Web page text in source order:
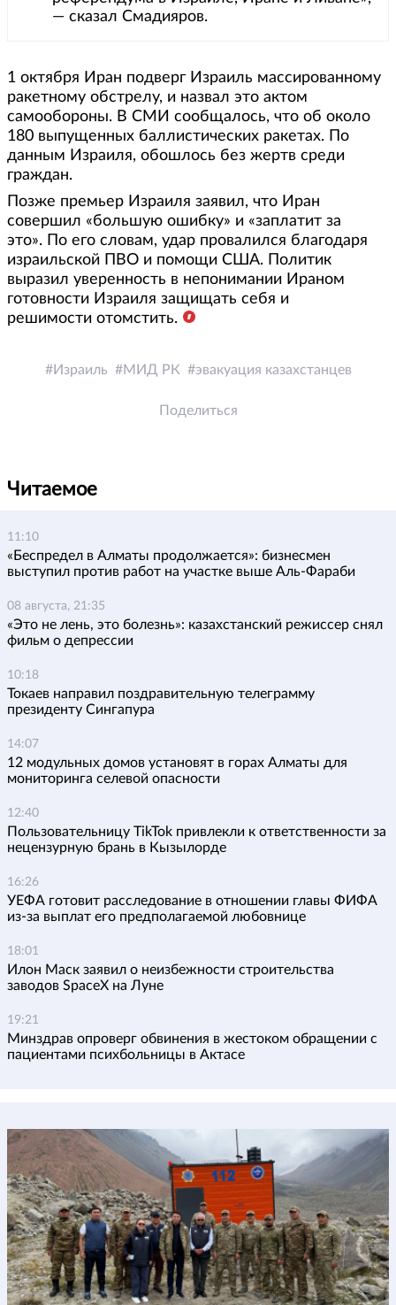
— сказал Смадияров.
1 октября Иран подверг Израиль массированному
ракетному обстрелу, и назвал это актом
самообороны. В СМИ сообщалось, что об около
180 выпущенных баллистических ракетах. По
данным Израиля, обошлось без жертв среди
граждан.
Позже премьер Израиля заявил, что Иран
совершил «большую ошибку» и «заплатит за
это». По его словам, удар провалился благодаря
израильской ПВО и помощи США. Политик
выразил уверенность в непонимании Ираном
готовности Израиля защищать себя и
решимости отомстить.
Израиль МИД РК эвакуация казахстанцев
Поделиться
Читаемое
11:10
«Беспредел в Алматы продолжается»: бизнесмен
выступил против работ на участке выше Аль-Фараби
08 августа, 21:35
«Это не лень, это болезнь»: казахстанский режиссер снял
фильм о депрессии
10:18
Токаев направил поздравительную телеграмму
президенту Сингапура
14:07
12 модульных домов установят в горах Алматы для
мониторинга селевой опасности
12:40
Пользовательницу TikTok привлекли к ответственности за
нецензурную брань в Кызылорде
16:26
УЕФА готовит расследование в отношении главы ФИФА
из-за выплат его предполагаемой любовнице
18:01
Илон Маск заявил о неизбежности строительства
заводов SpaceX на Луне
19:21
Минздрав опроверг обвинения в жестоком обращении с
пациентами психбольницы в Актасе